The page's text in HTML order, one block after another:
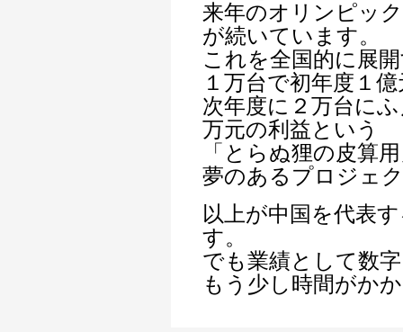
来年のオリンピッ
が続いています。
これを全国的に展
１万台で初年度１
次年度に２万台に
万元の利益という
「とらぬ狸の皮算
夢のあるプロジェ
以上が中国を代表
す。
でも業績として数
もう少し時間がか